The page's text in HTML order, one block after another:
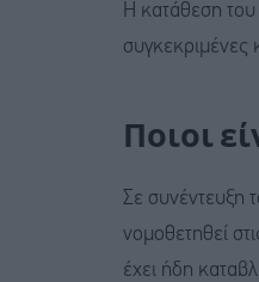
Η κατάθεση
συγκεκριμένες
Ποιοι
Σε συνέντευξη
νομοθετηθεί
έχει ήδη